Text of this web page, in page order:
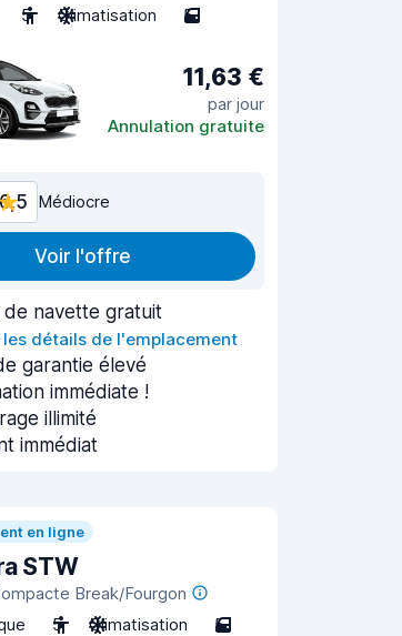
5 Climatisation 5
11,63 €
par jour
Annulation gratuite
6,5 Médiocre
Voir l'offre
de navette gratuit
détails de l'emplacement
garantie élevé
immédiate !
illimité
immédiat
en ligne
STW
Break/Fourgon
5 Climatisation 5